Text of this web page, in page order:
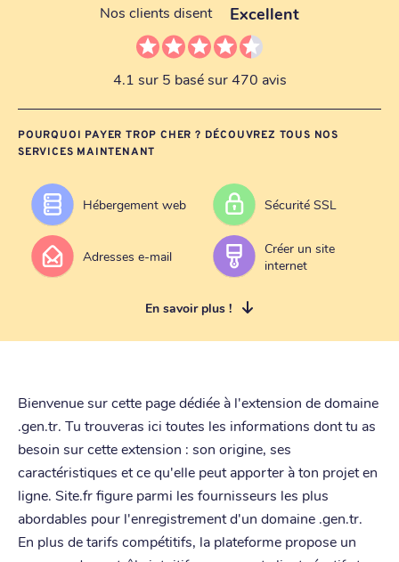
Nos clients disent Excellent
4.1 sur 5 basé sur 470 avis
POURQUOI PAYER TROP CHER ? DÉCOUVREZ TOUS NOS
SERVICES MAINTENANT
Hébergement web Sécurité SSL
Adresses e-mail
Créer un site
internet
En savoir plus !
Bienvenue sur cette page dédiée à l'extension de domaine
.gen.tr. Tu trouveras ici toutes les informations dont tu as
besoin sur cette extension : son origine, ses
caractéristiques et ce qu'elle peut apporter à ton projet en
ligne. Site.fr figure parmi les fournisseurs les plus
abordables pour l'enregistrement d'un domaine .gen.tr.
En plus de tarifs compétitifs, la plateforme propose un